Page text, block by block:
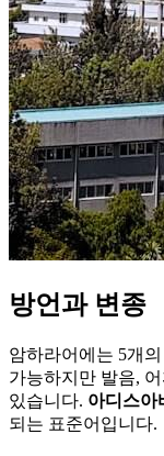
방언과 변종
암하라어에는 5개
가능하지만 발음,
있습니다. 아디스아
되는 표준어입니다.